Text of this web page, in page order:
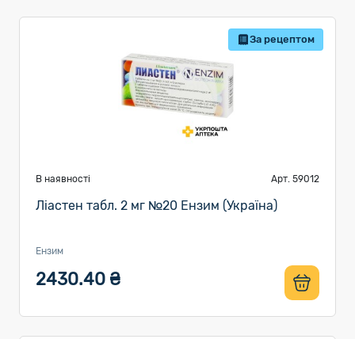
За рецептом
В наявності Арт. 59012
Ліастен табл. 2 мг №20 Ензим (Україна)
Ензим
2430.40 ₴